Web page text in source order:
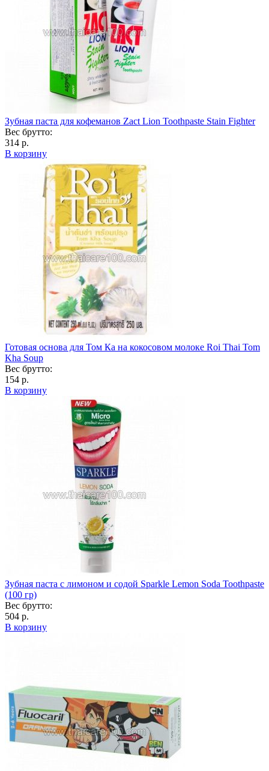
Зубная паста для кофеманов Zact Lion Toothpaste Stain Fighter
Вес брутто:
314 р.
В корзину
Готовая основа для Том Ка на кокосовом молоке Roi Thai Tom
Kha Soup
Вес брутто:
154 р.
В корзину
Зубная паста с лимоном и содой Sparkle Lemon Soda Toothpaste
(100 гр)
Вес брутто:
504 р.
В корзину